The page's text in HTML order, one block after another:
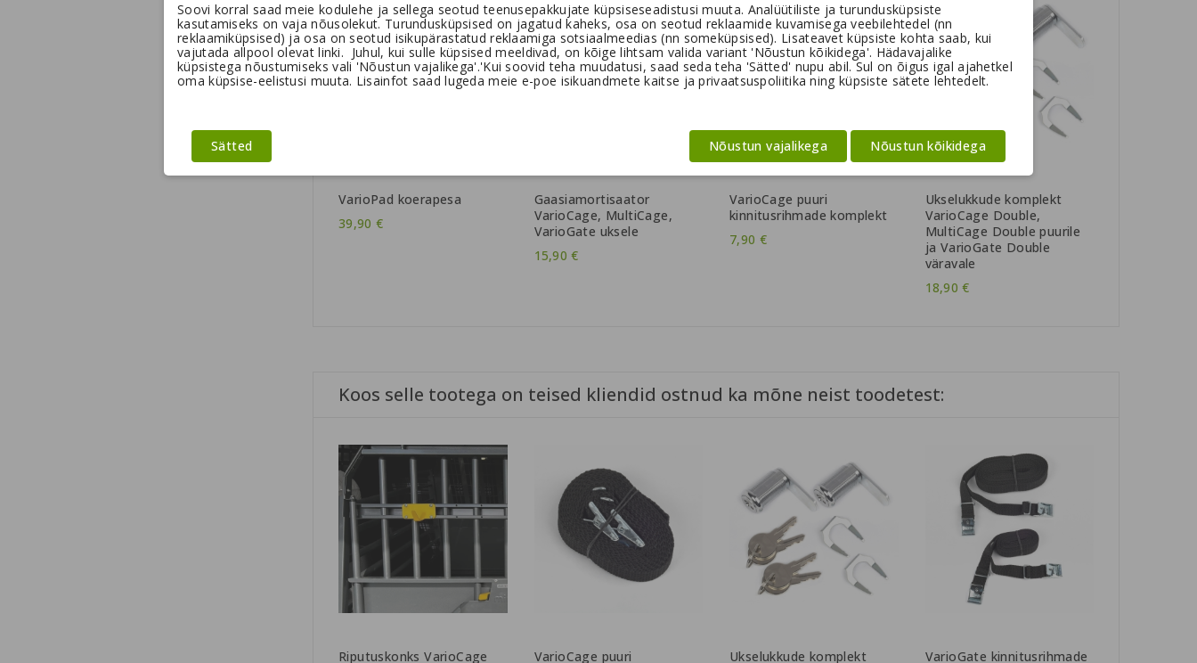
VarioPad koerapesa
39,90 €
Gaasiamortisaator
VarioCage, MultiCage,
VarioGate uksele
15,90 €
VarioCage puuri
kinnitusrihmade komplekt
7,90 €
Ukselukkude komplekt
VarioCage Double,
MultiCage Double puurile
ja VarioGate Double
väravale
18,90 €
Koos selle tootega on teised kliendid ostnud ka mõne neist toodetest:
Riputuskonks VarioCage
VarioCage puuri
Ukselukkude komplekt
VarioGate kinnitusrihmade
Soovi korral saad meie kodulehe ja sellega seotud teenusepakkujate küpsiseseadistusi muuta. Analüütiliste ja turundusküpsiste
kasutamiseks on vaja nõusolekut. Turundusküpsised on jagatud kaheks, osa on seotud reklaamide kuvamisega veebilehtedel (nn
reklaamiküpsised) ja osa on seotud isikupärastatud reklaamiga sotsiaalmeedias (nn someküpsised). Lisateavet küpsiste kohta saab, kui
vajutada allpool olevat linki. Juhul, kui sulle küpsised meeldivad, on kõige lihtsam valida variant 'Nõustun kõikidega'. Hädavajalike
küpsistega nõustumiseks vali 'Nõustun vajalikega'.'Kui soovid teha muudatusi, saad seda teha 'Sätted' nupu abil. Sul on õigus igal ajahetkel
oma küpsise-eelistusi muuta. Lisainfot saad lugeda meie e-poe isikuandmete kaitse ja privaatsuspoliitika ning küpsiste sätete lehtedelt.
Sätted Nõustun kõikidega
Nõustun vajalikega